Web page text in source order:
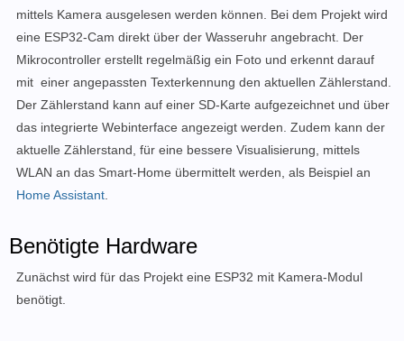
mittels Kamera ausgelesen werden können. Bei dem Projekt wird
eine ESP32-Cam direkt über der Wasseruhr angebracht. Der
Mikrocontroller erstellt regelmäßig ein Foto und erkennt darauf
mit einer angepassten Texterkennung den aktuellen Zählerstand.
Der Zählerstand kann auf einer SD-Karte aufgezeichnet und über
das integrierte Webinterface angezeigt werden. Zudem kann der
aktuelle Zählerstand, für eine bessere Visualisierung, mittels
WLAN an das Smart-Home übermittelt werden, als Beispiel an
Home Assistant
Benötigte Hardware
Zunächst wird für das Projekt eine ESP32 mit Kamera-Modul
benötigt.